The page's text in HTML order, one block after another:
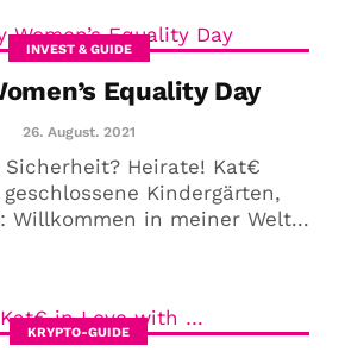
INVEST & GUIDE
Equality Day
26. August. 2021
Sicherheit? Heirate! Kat€
Kindergärten,
Willkommen in meiner Welt...
KRYPTO-GUIDE